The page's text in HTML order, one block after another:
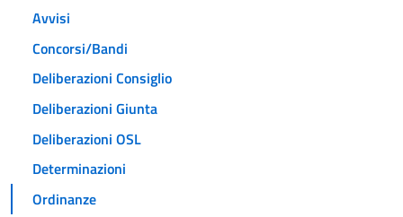
Avvisi
Concorsi/Bandi
Deliberazioni Consiglio
Deliberazioni Giunta
Deliberazioni OSL
Determinazioni
Ordinanze